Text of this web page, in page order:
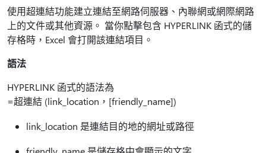
使用超連結功能建立連結至網路伺服器、內聯網或網際網路
上的文件或其他資源。 當你點擊包含 HYPERLINK 函式的儲
存格時，Excel 會打開該連結項目。
語法
HYPERLINK 函式的語法為
=超連結 (link_location，[friendly_name])
link_location 是連結目的地的網址或路徑